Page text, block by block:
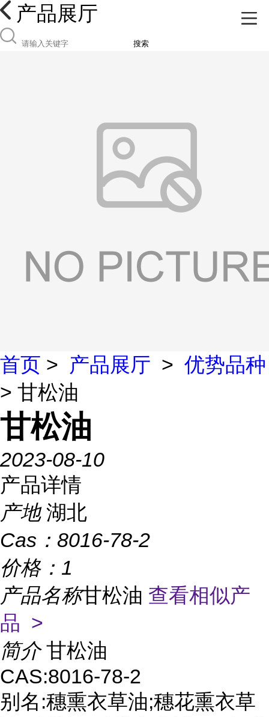
产品展厅
搜索
首页 > 产品展厅 > 优势品种
> 甘松油
甘松油
2023-08-10
产品详情
产地 湖北
Cas： 8016-78-2
价格： 1
产品名称甘松油 查看相似产
品 >
简介 甘松油
CAS:8016-78-2
别名:穗熏衣草油;穗花熏衣草